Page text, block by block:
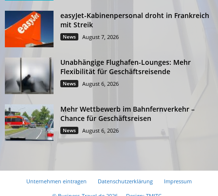
easyJet-Kabinenpersonal droht in Frankreich
mit Streik
News August 7, 2026
Unabhängige Flughafen-Lounges: Mehr
Flexibilität für Geschäftsreisende
News August 6, 2026
Mehr Wettbewerb im Bahnfernverkehr –
Chance für Geschäftsreisen
News August 6, 2026
Unternehmen eintragen Datenschutzerklärung
Impressum